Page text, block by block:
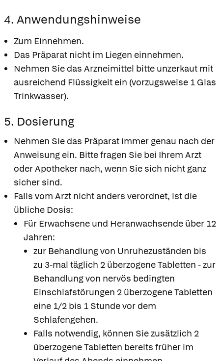
4. Anwendungshinweise
Zum Einnehmen.
Das Präparat nicht im Liegen einnehmen.
Nehmen Sie das Arzneimittel bitte unzerkaut mit
ausreichend Flüssigkeit ein (vorzugsweise 1 Glas
Trinkwasser).
5. Dosierung
Nehmen Sie das Präparat immer genau nach der
Anweisung ein. Bitte fragen Sie bei Ihrem Arzt
oder Apotheker nach, wenn Sie sich nicht ganz
sicher sind.
Falls vom Arzt nicht anders verordnet, ist die
übliche Dosis:
Für Erwachsene und Heranwachsende über 12
Jahren:
zur Behandlung von Unruhezuständen bis
zu 3-mal täglich 2 überzogene Tabletten - zur
Behandlung von nervös bedingten
Einschlafstörungen 2 überzogene Tabletten
eine 1/2 bis 1 Stunde vor dem
Schlafengehen.
Falls notwendig, können Sie zusätzlich 2
überzogene Tabletten bereits früher im